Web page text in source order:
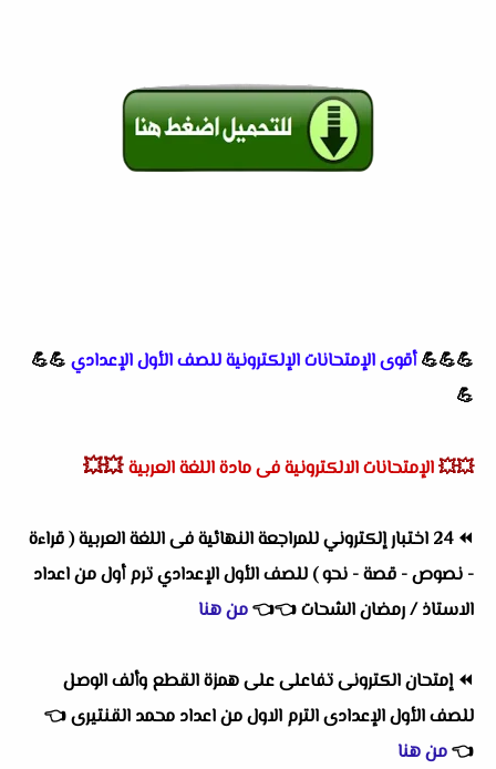
💪💪💪أقوى الإمتحانات الإلكترونية للصف الأول الإعدادي 💪💪
💪
💥💥الإمتحانات الالكترونية فى مادة اللغة العربية 💥💥
⏪
24 اختبار إلكتروني للمراجعة النهائية فى اللغة العربية ( قراءة
- نصوص - قصة - نحو ) للصف الأول الإعدادي ترم أول من اعداد
الاستاذ / رمضان الشحات👈
👈من هنا
⏪إمتحان الكترونى تفاعلى على همزة القطع وألف الوصل
للصف الأول الإعدادى الترم الاول من اعداد محمد القنتيرى👈
👈من هنا